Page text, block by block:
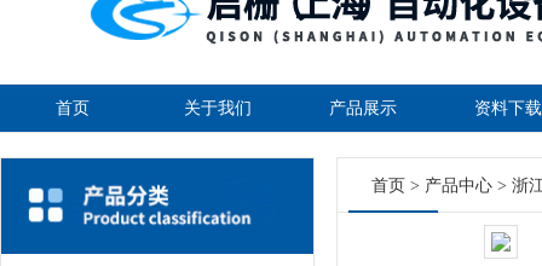
首页 关于我们 产品展示 资料下载
首页 > 产品中心 > 浙